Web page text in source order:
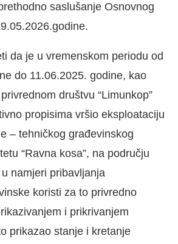
saslušanje Osnovnog
da je u vremenskom periodu od
do 11.06.2025. godine, kao
društvu “Limunkop”
propisima vršio eksploataciju
– tehničkog građevinskog
“Ravna kosa”, na području
namjeri pribavljanja
koristi za to privredno
i prikrivanjem
prikazao stanje i kretanje